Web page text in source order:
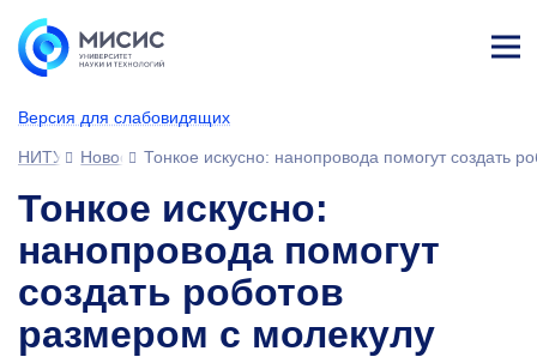
Версия для слабовидящих
ине
НИТУ МИСИС
НовостиТонкое искусно: нанопровода помогут создать
Тонкое искусно:
нанопровода помогут
создать роботов
размером с молекулу